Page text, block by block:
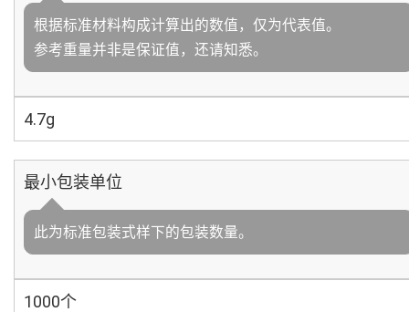
根据标准材料构成计算出的数值，仅为代表值。
参考重量并非是保证值，还请知悉。
4.7g
最小包装单位
此为标准包装式样下的包装数量。
1000个